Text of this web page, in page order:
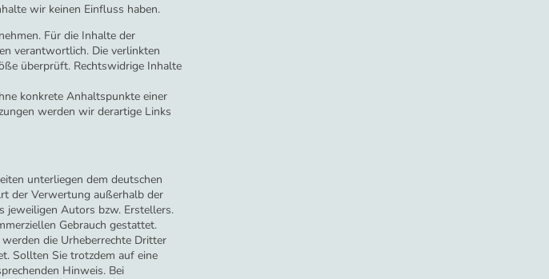
wir keinen Einfluss haben.
Für die Inhalte der
verantwortlich. Die verlinkten
überprüft. Rechtswidrige Inhalte
konkrete Anhaltspunkte einer
werden wir derartige Links
unterliegen dem deutschen
der Verwertung außerhalb der
jeweiligen Autors bzw. Erstellers.
Gebrauch gestattet.
die Urheberrechte Dritter
Sollten Sie trotzdem auf eine
Hinweis. Bei